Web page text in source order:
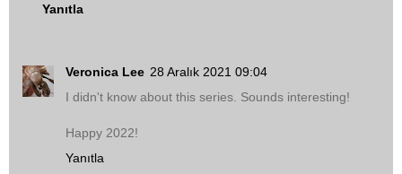
Yanıtla
Veronica Lee 28 Aralık 2021 09:04
I didn't know about this series. Sounds interesting!
Happy 2022!
Yanıtla